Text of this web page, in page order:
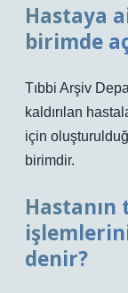
Hastaya
birimde
Tıbbi Arşiv
kaldırılan
için
birimdir.
denir?